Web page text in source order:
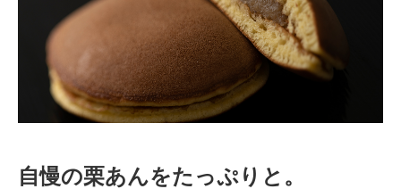
自慢の栗あんをたっぷりと。